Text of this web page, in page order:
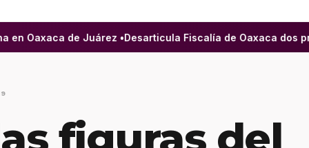
Oaxaca de Juárez •Desarticula Fiscalía de Oaxaca dos